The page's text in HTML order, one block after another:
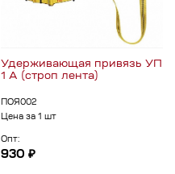
Удерживающая привязь УП
1 А (строп лента)
ПОЯ002
Цена за 1 шт
Опт:
930 ₽